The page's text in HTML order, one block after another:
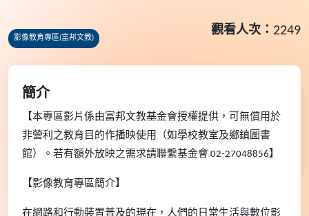
影像教育專區(富邦文教)
觀看人次： 2249
簡介
【本專區影片係由富邦文教基金會授權提供，可無償用於
非營利之教育目的作播映使用（如學校教室及鄉鎮圖書
館）。若有額外放映之需求請聯繫基金會 02-27048856】
【影像教育專區簡介】
在網路和行動裝置普及的現在，人們的日常生活與數位影